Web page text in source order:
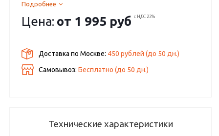
Подробнее
Цена: от 1 995 руб с НДС 22%
Доставка по Москве: 450 рублей (до 50 дн.)
Самовывоз:Бесплатно (до 50 дн.)
Технические характеристики